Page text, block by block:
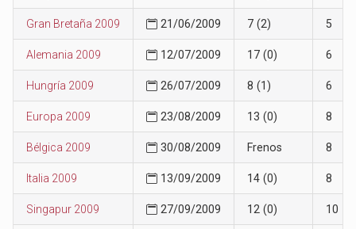
Gran Bretaña 2009 21/06/2009 7 (2) 5
Alemania 2009 12/07/2009 17 (0) 6
Hungría 2009 26/07/2009 8 (1) 6
Europa 2009 23/08/2009 13 (0) 8
Bélgica 2009 30/08/2009 Frenos 8
Italia 2009 13/09/2009 14 (0) 8
Singapur 2009 27/09/2009 12 (0) 10